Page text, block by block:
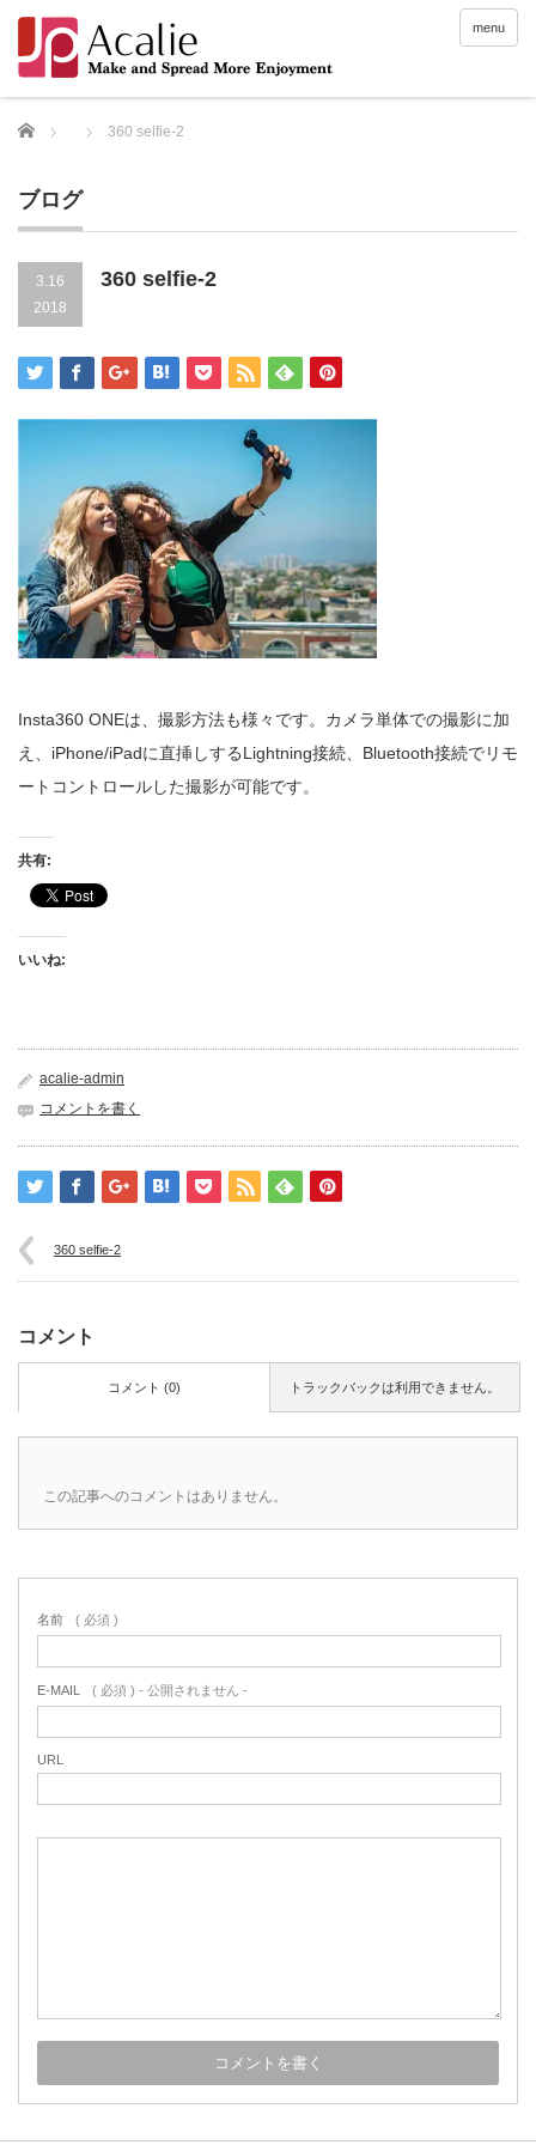
menu
Home 360 selfie-2
ブログ
3.16
2018
360 selfie-2
Insta360 ONEは、撮影方法も様々です。カメラ単体での撮影に加
え、iPhone/iPadに直挿しするLightning接続、Bluetooth接続でリモ
ートコントロールした撮影が可能です。
共有:
いいね:
acalie-admin
コメントを書く
360 selfie-2
コメント
トラックバックは利用できません。
コメント (0)
この記事へのコメントはありません。
名前 ( 必須 )
E-MAIL ( 必須 ) - 公開されません -
URL